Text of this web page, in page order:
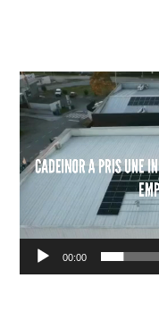
Reprodutor
de
vídeo
00:00